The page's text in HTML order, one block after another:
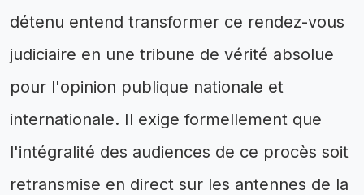
détenu entend transformer ce rendez-vous
judiciaire en une tribune de vérité absolue
pour l'opinion publique nationale et
internationale. Il exige formellement que
l'intégralité des audiences de ce procès soit
retransmise en direct sur les antennes de la